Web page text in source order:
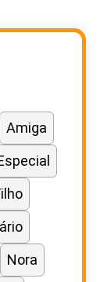
Amiga
Nora